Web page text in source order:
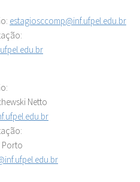
estagiosccomp@inf.ufpel.edu.br
Netto
Porto